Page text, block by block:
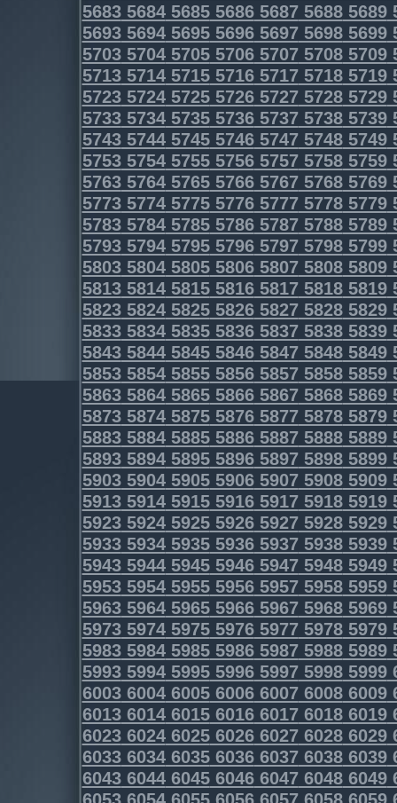
5683568456855686568756885689
5693569456955696569756985699
5703570457055706570757085709
5713571457155716571757185719
5723572457255726572757285729
5733573457355736573757385739
5743574457455746574757485749
5753575457555756575757585759
5763576457655766576757685769
5773577457755776577757785779
5783578457855786578757885789
5793579457955796579757985799
5803580458055806580758085809
5813581458155816581758185819
5823582458255826582758285829
5833583458355836583758385839
5843584458455846584758485849
5853585458555856585758585859
5863586458655866586758685869
5873587458755876587758785879
5883588458855886588758885889
5893589458955896589758985899
5903590459055906590759085909
5913591459155916591759185919
5923592459255926592759285929
5933593459355936593759385939
5943594459455946594759485949
5953595459555956595759585959
5963596459655966596759685969
5973597459755976597759785979
5983598459855986598759885989
5993599459955996599759985999
6003600460056006600760086009
6013601460156016601760186019
6023602460256026602760286029
6033603460356036603760386039
6043604460456046604760486049